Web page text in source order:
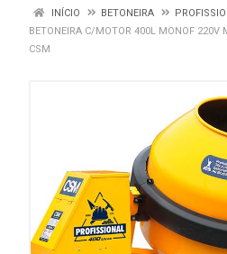
INÍCIO BETONEIRA
BETONEIRA C/MOTOR 400L MONOF 220V
CSM